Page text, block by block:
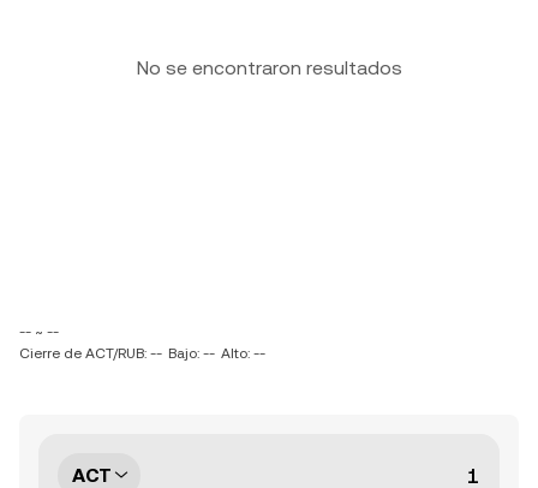
No se encontraron resultados
-- ~ --
Cierre de ACT/RUB: -- Bajo: -- Alto: --
ACT